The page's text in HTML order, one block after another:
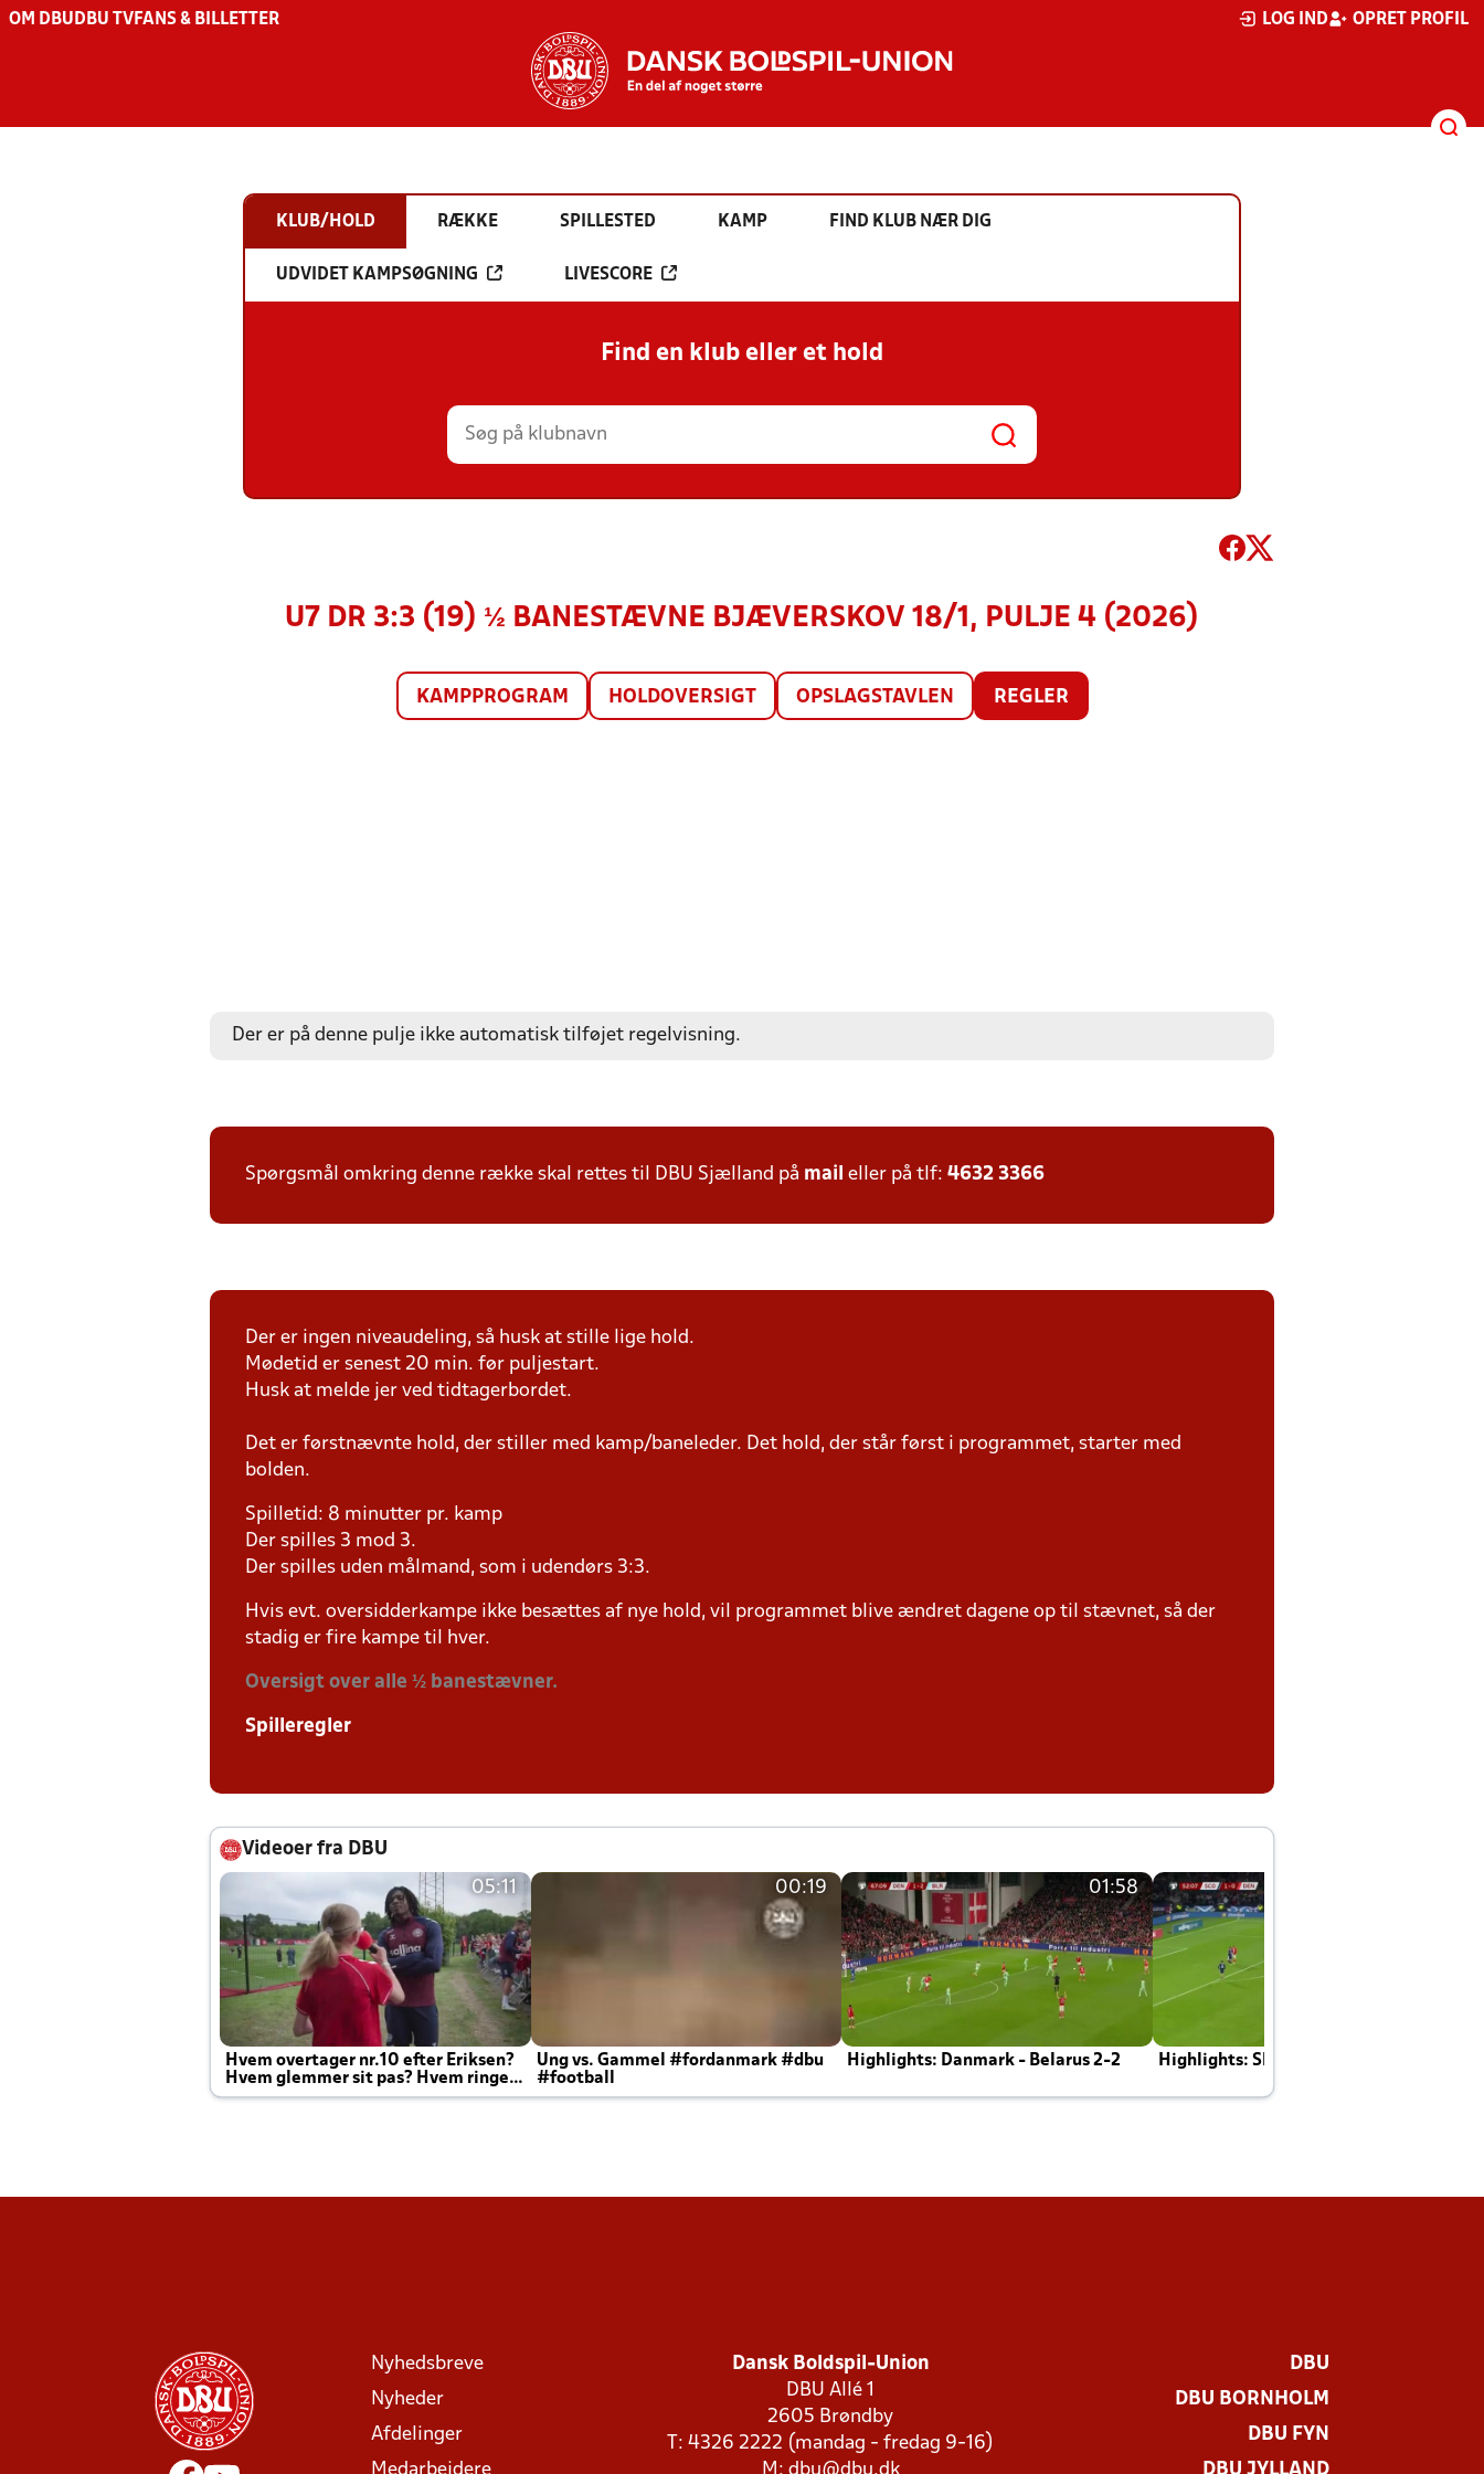
OM DBU DBU TV FANS & BILLETTER LOG IND OPRET PROFIL
KLUB/HOLD RÆKKE SPILLESTED KAMP FIND KLUB NÆR DIG
UDVIDET KAMPSØGNING LIVESCORE
Find en klub eller et hold
U7 DR 3:3 (19) ½ BANESTÆVNE BJÆVERSKOV 18/1, PULJE 4 (2026)
KAMPPROGRAM HOLDOVERSIGT OPSLAGSTAVLEN REGLER
Der er på denne pulje ikke automatisk tilføjet regelvisning.
Spørgsmål omkring denne række skal rettes til DBU Sjælland på mail eller på tlf: 4632 3366
Der er ingen niveaudeling, så husk at stille lige hold.
Mødetid er senest 20 min. før puljestart.
Husk at melde jer ved tidtagerbordet.
Det er førstnævnte hold, der stiller med kamp/baneleder. Det hold, der står først i programmet, starter med
bolden.
Spilletid: 8 minutter pr. kamp
Der spilles 3 mod 3.
Der spilles uden målmand, som i udendørs 3:3.
Hvis evt. oversidderkampe ikke besættes af nye hold, vil programmet blive ændret dagene op til stævnet, så der
stadig er fire kampe til hver.
Oversigt over alle ½ banestævner.
Spilleregler
Videoer fra DBU
05:11
Hvem overtager nr.10 efter Eriksen?
Hvem glemmer sit pas? Hvem ringer
Joachim altid til efter kampe?
00:19
Ung vs. Gammel #fordanmark #dbu
#football
01:58
Highlights: Danmark - Belarus 2-2 Highlights: Skotland - Danmark 4-2
Nyhedsbreve
Nyheder
Afdelinger
Dansk Boldspil-Union
DBU Allé 1
2605 Brøndby
T: 4326 2222 (mandag - fredag 9-16)
DBU
DBU BORNHOLM
DBU FYN